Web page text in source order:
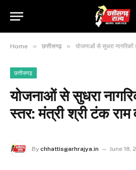
Home » छत्तीसगढ़ » ​योजनाओं से सुधरा नागरिकों
छत्तीसगढ़
​योजनाओं से सुधरा
स्तर: मंत्री श्री टंक राम
By chhattisgarhrajya.in June 18,